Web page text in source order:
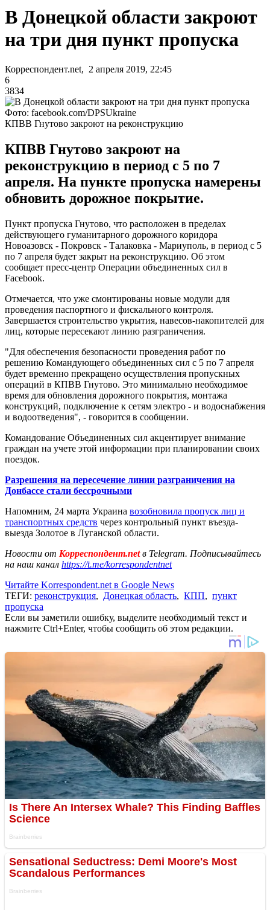
В Донецкой области закроют
на три дня пункт пропуска
Корреспондент.net, 2 апреля 2019, 22:45
6
3834
Фото: facebook.com/DPSUkraine
КПВВ Гнутово закроют на реконструкцию
КПВВ Гнутово закроют на
реконструкцию в период с 5 по 7
апреля. На пункте пропуска намерены
обновить дорожное покрытие.
Пункт пропуска Гнутово, что расположен в пределах
действующего гуманитарного дорожного коридора
Новоазовск - Покровск - Талаковка - Мариуполь, в период с 5
по 7 апреля будет закрыт на реконструкцию. Об этом
сообщает пресс-центр Операции объединенных сил в
Facebook.
Отмечается, что уже смонтированы новые модули для
проведения паспортного и фискального контроля.
Завершается строительство укрытия, навесов-накопителей для
лиц, которые пересекают линию разграничения.
"Для обеспечения безопасности проведения работ по
решению Командующего объединенных сил с 5 по 7 апреля
будет временно прекращено осуществления пропускных
операций в КПВВ Гнутово. Это минимально необходимое
время для обновления дорожного покрытия, монтажа
конструкций, подключение к сетям электро - и водоснабжения
и водоотведения", - говорится в сообщении.
Командование Объединенных сил акцентирует внимание
граждан на учете этой информации при планировании своих
поездок.
Разрешения на пересечение линии разграничения на
Донбассе стали бессрочными
Напомним, 24 марта Украина возобновила пропуск лиц и
транспортных средств через контрольный пункт въезда-
выезда Золотое в Луганской области.
Новости от Корреспондент.netв Telegram. Подписывайтесь
на наш канал https://t.me/korrespondentnet
Читайте Korrespondent.net в Google News
ТЕГИ: реконструкция, Донецкая область, КПП, пункт
пропуска
Если вы заметили ошибку, выделите необходимый текст и
нажмите Ctrl+Enter, чтобы сообщить об этом редакции.